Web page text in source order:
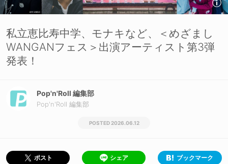
私立恵比寿中学、モナキなど、＜めざまし
WANGANフェス＞出演アーティスト第3弾
発表！
Pop'n'Roll 編集部
Pop'n'Roll 編集部
2026.06.12
ポスト シェア ブックマーク